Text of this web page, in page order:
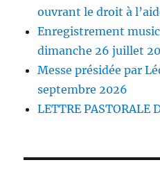
ouvrant le droit à
Enregistrement
dimanche 26 juillet
Messe présidée par
septembre 2026
LETTRE PASTORALE